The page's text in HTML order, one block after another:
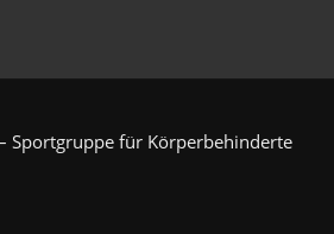
Sportgruppe für Körperbehinderte